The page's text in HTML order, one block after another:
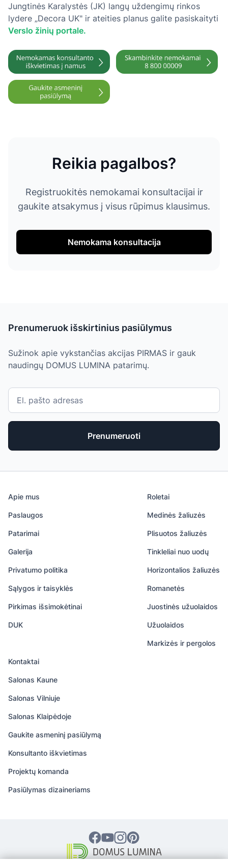
Jungtinės Karalystės (JK) langų uždengimų rinkos
lydere „Decora UK" ir ateities planus galite pasiskaityti
Verslo žinių portale.
Reikia pagalbos?
Registruokitės nemokamai konsultacijai ir
gaukite atsakymus į visus rūpimus klausimus.
Nemokama konsultacija
Prenumeruok išskirtinius pasiūlymus
Sužinok apie vykstančias akcijas PIRMAS ir gauk
naudingų DOMUS LUMINA patarimų.
Prenumeruoti
Apie mus
Paslaugos
Patarimai
Galerija
Privatumo politika
Sąlygos ir taisyklės
Pirkimas išsimokėtinai
DUK
Roletai
Medinės žaliuzės
Plisuotos žaliuzės
Tinkleliai nuo uodų
Horizontalios žaliuzės
Romanetės
Juostinės užuolaidos
Užuolaidos
Markizės ir pergolos
Kontaktai
Salonas Kaune
Salonas Vilniuje
Salonas Klaipėdoje
Gaukite asmeninį pasiūlymą
Konsultanto iškvietimas
Projektų komanda
Pasiūlymas dizaineriams